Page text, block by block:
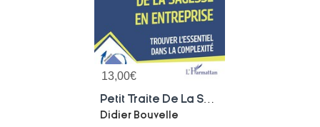
13,00€
Didier Bouvelle